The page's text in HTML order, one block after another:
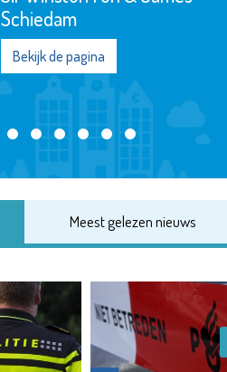
Schiedam
Bekijk de pagina
Meest gelezen nieuws